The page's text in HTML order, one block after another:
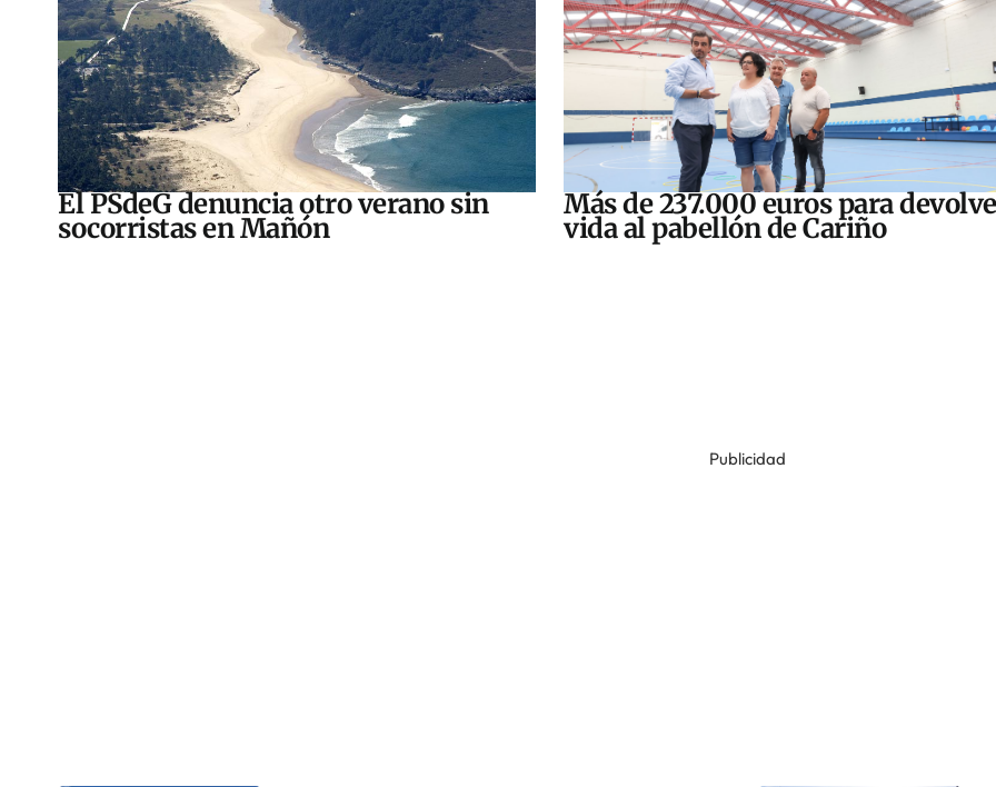
El PSdeG denuncia otro verano sin
socorristas en Mañón
Más de 237.000 euros para
vida al pabellón de Cariño
Publicidad